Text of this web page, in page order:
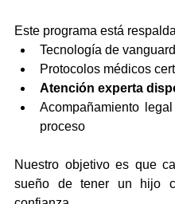
Este programa está
Tecnología de
Protocolos médicos
Atención experta
Acompañamiento
proceso
Nuestro objetivo es que
sueño de tener un hijo